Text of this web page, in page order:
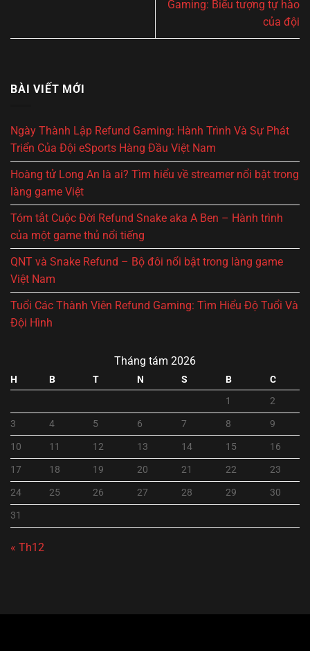
Gaming: Biểu tượng tự hào
của đội
BÀI VIẾT MỚI
Ngày Thành Lập Refund Gaming: Hành Trình Và Sự Phát
Triển Của Đội eSports Hàng Đầu Việt Nam
Hoàng tử Long An là ai? Tìm hiểu về streamer nổi bật trong
làng game Việt
Tóm tắt Cuộc Đời Refund Snake aka A Ben – Hành trình
của một game thủ nổi tiếng
QNT và Snake Refund – Bộ đôi nổi bật trong làng game
Việt Nam
Tuổi Các Thành Viên Refund Gaming: Tìm Hiểu Độ Tuổi Và
Đội Hình
Tháng tám 2026
H B T N S B
C
1
2
3
4 5 6 7 8
9
10
11 12 13 14 15
16
17
18 19 20 21 22
23
24
25 26 27 28 29
30
31
« Th12